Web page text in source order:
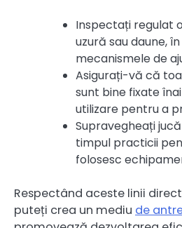
Inspectați regulat
uzură sau daune,
mecanismele de
Asigurați-vă că
sunt bine fixate
utilizare pentru a
Supravegheați
timpul practicii
folosesc
Respectând aceste linii
puteți crea un mediu de